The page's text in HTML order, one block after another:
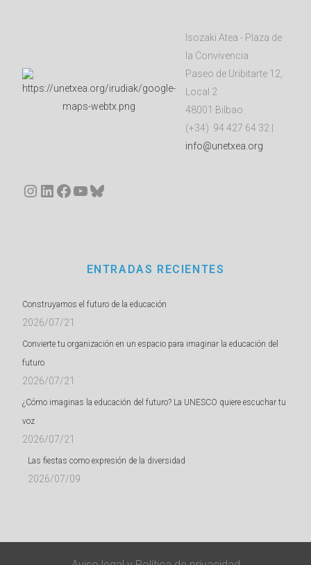
Isozaki Atea - Plaza de
la Convivencia
Paseo de Uribitarte 12,
Local 2
48001 Bilbao
(+34) 94 427 64 32 |
info@unetxea.org
Instagram
LinkedIn
Facebook
YouTube
Bluesky
ENTRADAS RECIENTES
Construyamos el futuro de la educación
2026/07/21
Convierte tu organización en un espacio para imaginar la educación del
futuro
2026/07/21
¿Cómo imaginas la educación del futuro? La UNESCO quiere escuchar tu
voz
2026/07/21
Las fiestas como expresión de la diversidad
2026/07/09